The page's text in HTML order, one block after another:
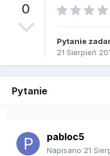
0
Pytanie
21 Sierpień
Pytanie
pabloc5
Napisano 21